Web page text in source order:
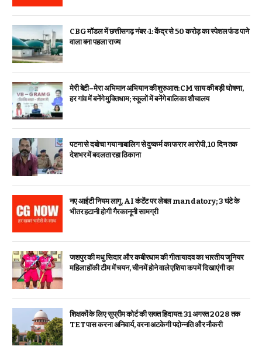
CBG मॉडल में छत्तीसगढ़ नंबर-1: केंद्र से ₹50 करोड़ का स्पेशल फंड पाने
वाला बना पहला राज्य
मेरी बेटी–मेरा अभिमान अभियान की शुरुआत: CM साय की बड़ी घोषणा,
हर गांव में बनेंगे मुक्तिधाम; स्कूलों में बनेंगे बालिका शौचालय
पटना से दबोचा गया नाबालिग से दुष्कर्म का फरार आरोपी, 10 दिन तक
देशभर में बदलता रहा ठिकाना
नए आईटी नियम लागू, AI कंटेंट पर लेबल mandatory; 3 घंटे के
भीतर हटानी होगी गैरकानूनी सामग्री
जशपुर की मधु सिदार और कबीरधाम की गीता यादव का भारतीय जूनियर
महिला हॉकी टीम में चयन, चीन में होने वाले एशिया कप में दिखाएंगी दम
शिक्षकों के लिए सुप्रीम कोर्ट की सख्त हिदायत: 31 अगस्त 2028 तक
TET पास करना अनिवार्य, वरना अटकेगी पदोन्नति और नौकरी